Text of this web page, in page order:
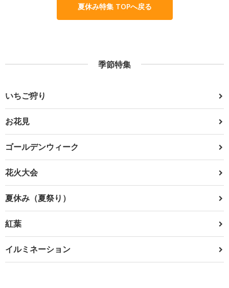
夏休み特集 TOPへ戻る
季節特集
いちご狩り
お花見
ゴールデンウィーク
花火大会
夏休み（夏祭り）
紅葉
イルミネーション